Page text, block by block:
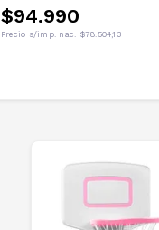
$94.990
Precio s/imp. nac. $78.504,13